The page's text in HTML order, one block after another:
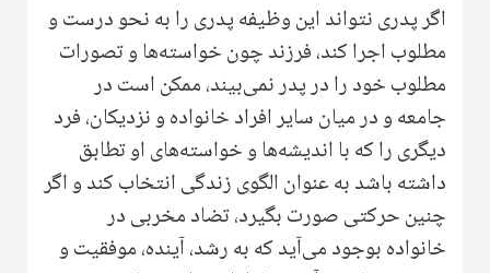
اگر پدری نتواند این وظیفه پدری را به نحو درست و
مطلوب اجرا کند، فرزند چون خواسته‌ها و تصورات
مطلوب خود را در پدر نمی‌بیند، ممکن است در
جامعه و در میان سایر افراد خانواده و نزدیکان، فرد
دیگری را که با اندیشه‌ها و خواسته‌های او تطابق
داشته باشد به عنوان الگوی زندگی انتخاب کند و اگر
چنین حرکتی صورت بگیرد، تضاد مخربی در
خانواده بوجود می‌آید که به رشد، آینده، موفقیت و